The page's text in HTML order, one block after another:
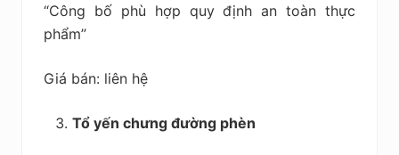
“Công bố phù hợp quy định an toàn thực
phẩm”
Giá bán: liên hệ
Tổ yến chưng đường phèn